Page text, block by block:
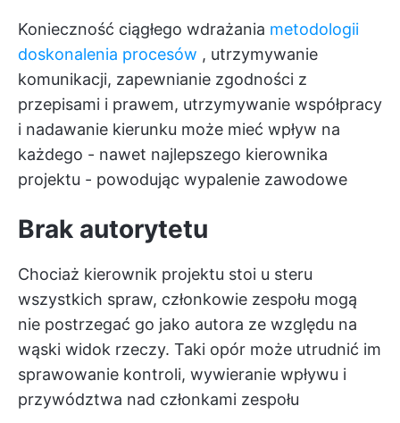
Konieczność ciągłego wdrażania metodologii
doskonalenia procesów , utrzymywanie
komunikacji, zapewnianie zgodności z
przepisami i prawem, utrzymywanie współpracy
i nadawanie kierunku może mieć wpływ na
każdego - nawet najlepszego kierownika
projektu - powodując wypalenie zawodowe
Brak autorytetu
Chociaż kierownik projektu stoi u steru
wszystkich spraw, członkowie zespołu mogą
nie postrzegać go jako autora ze względu na
wąski widok rzeczy. Taki opór może utrudnić im
sprawowanie kontroli, wywieranie wpływu i
przywództwa nad członkami zespołu